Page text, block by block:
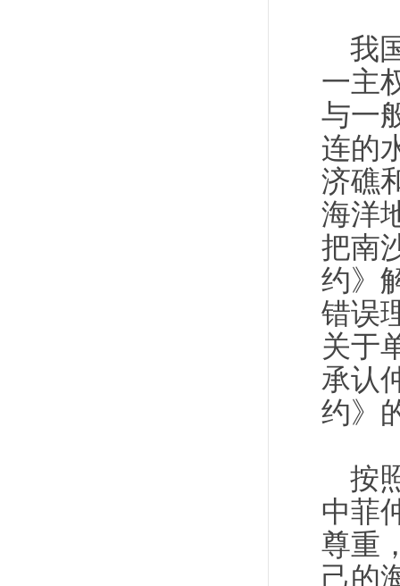
我
一主
与一
连的
济礁
海洋
把南
约》
错误
关于
承认
约》
按
中菲
尊重
己的